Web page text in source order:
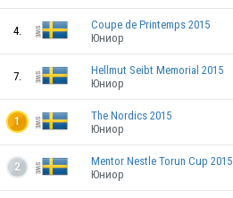
SWE
SWE
SWE
4.
Coupe de Printemps 2015
Юниор
7.
Hellmut Seibt Memorial 2015
Юниор
1
The Nordics 2015
Юниор
2
Mentor Nestle Torun Cup 2015
Юниор